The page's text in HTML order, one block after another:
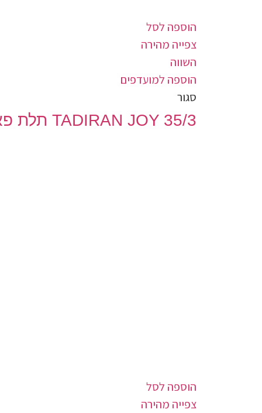
הוספה לסל
צפייה מהירה
השווה
הוספה למועדפים
סגור
TADIRAN JOY 35/3 תלת פאזי
הוספה לסל
צפייה מהירה